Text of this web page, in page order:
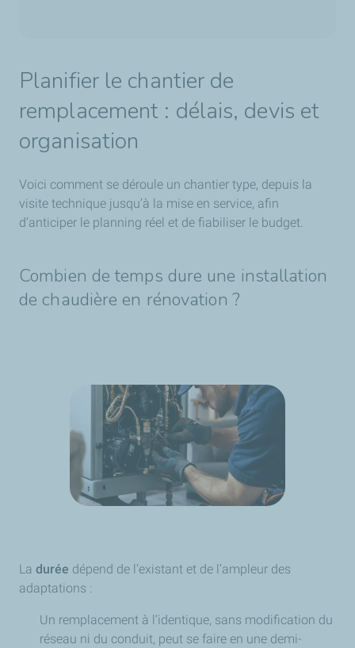
Planifier le chantier de
remplacement : délais, devis et
organisation
Voici comment se déroule un chantier type, depuis la
visite technique jusqu’à la mise en service, afin
d’anticiper le planning réel et de fiabiliser le budget.
Combien de temps dure une installation
de chaudière en rénovation ?
La durée dépend de l’existant et de l’ampleur des
adaptations :
Un remplacement à l’identique, sans modification du
réseau ni du conduit, peut se faire en une demi-